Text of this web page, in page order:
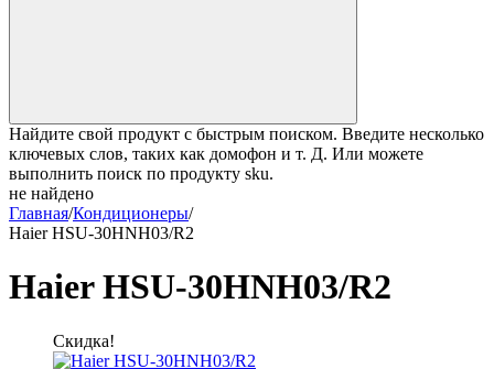
Найдите свой продукт с быстрым поиском. Введите несколько
ключевых слов, таких как домофон и т. Д. Или можете
выполнить поиск по продукту sku.
не найдено
Главная/Кондиционеры/
Haier HSU-30HNH03/R2
Haier HSU-30HNH03/R2
Скидка!